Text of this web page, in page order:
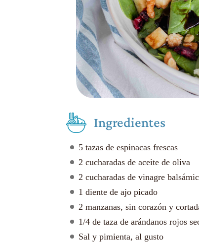
Ingredientes
5 tazas de espinacas frescas
2 cucharadas de aceite de oliva
2 cucharadas de vinagre
1 diente de ajo picado
2 manzanas, sin corazón y
1/4 de taza de arándanos rojos
Sal y pimienta, al gusto